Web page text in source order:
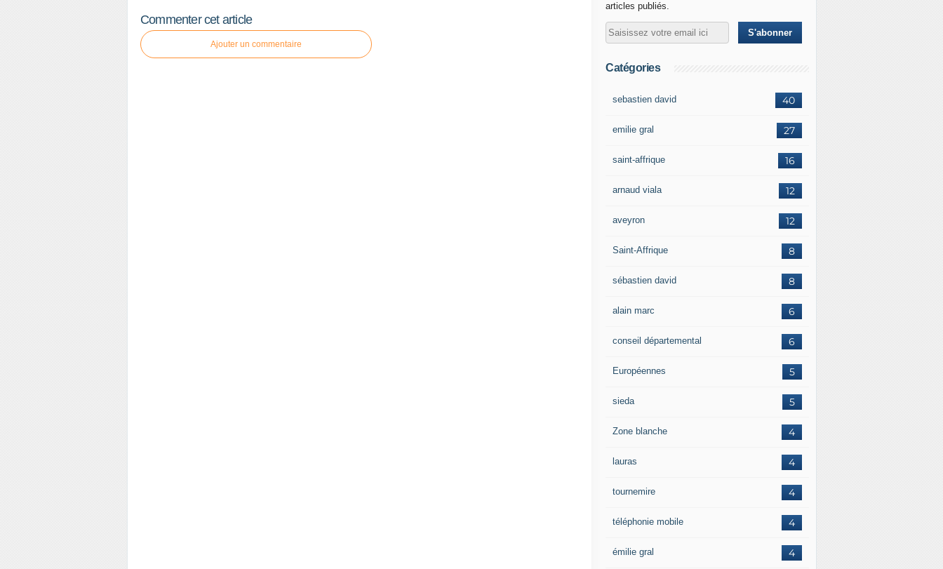
Commenter cet article
Ajouter un commentaire
articles publiés.
Catégories
40
sebastien david
27
emilie gral
16
saint-affrique
12
arnaud viala
12
aveyron
8
Saint-Affrique
8
sébastien david
6
alain marc
6
conseil départemental
5
Européennes
5
sieda
4
Zone blanche
4
lauras
4
tournemire
4
téléphonie mobile
4
émilie gral